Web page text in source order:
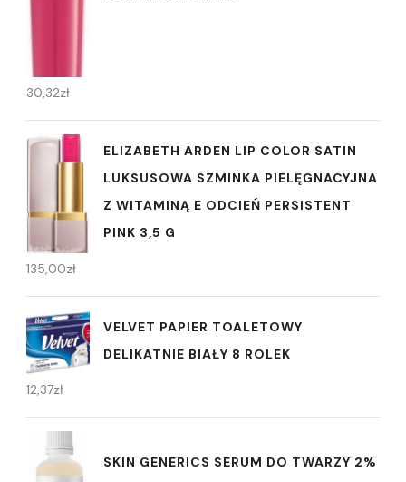
30,32zł
ELIZABETH ARDEN LIP COLOR SATIN
LUKSUSOWA SZMINKA PIELĘGNACYJNA
Z WITAMINĄ E ODCIEŃ PERSISTENT
PINK 3,5 G
135,00zł
VELVET PAPIER TOALETOWY
DELIKATNIE BIAŁY 8 ROLEK
12,37zł
SKIN GENERICS SERUM DO TWARZY 2%